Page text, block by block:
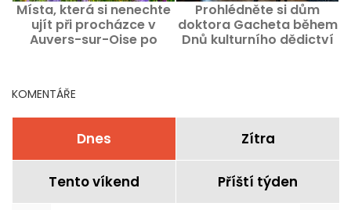
Místa, která si nenechte
ujít při procházce v
Auvers-sur-Oise po
Prohlédněte si dům
doktora Gacheta během
Dnů kulturního dědictví
KOMENTÁŘE
Dnes Zítra
Tento víkend Příští týden